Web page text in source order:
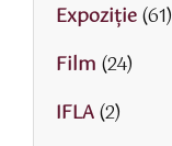
Expoziție(61)
Film (24)
IFLA(2)